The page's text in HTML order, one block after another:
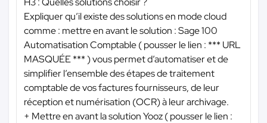
Expliquer qu’il existe des solutions en mode cloud
comme : mettre en avant le solution : Sage 100
Automatisation Comptable ( pousser le lien : *** URL
MASQUÉE ***) vous permet d’automatiser et de
simplifier l’ensemble des étapes de traitement
comptable de vos factures fournisseurs, de leur
réception et numérisation (OCR) à leur archivage.
+ Mettre en avant la solution Yooz ( pousser le lien :